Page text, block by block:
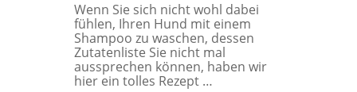
Wenn Sie sich nicht wohl dabei
fühlen, Ihren Hund mit einem
Shampoo zu waschen, dessen
Zutatenliste Sie nicht mal
aussprechen können, haben wir
hier ein tolles Rezept …